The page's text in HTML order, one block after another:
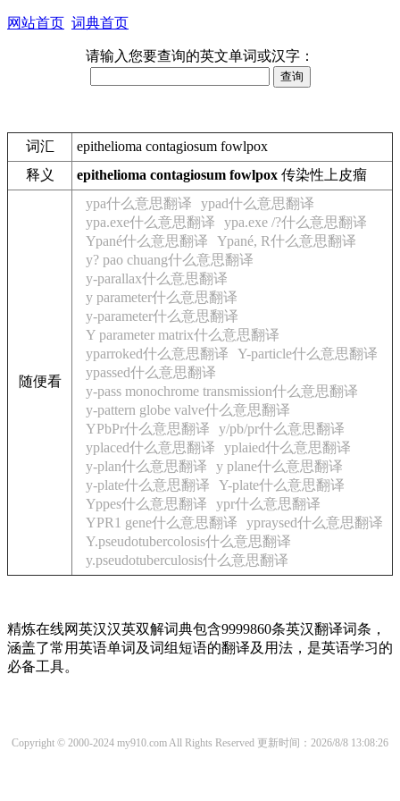
网站首页 词典首页
请输入您要查询的英文单词或汉字：
词汇
epithelioma contagiosum fowlpox
释义
epithelioma contagiosum fowlpox 传染性上皮瘤
随便看
ypa什么意思翻译
ypad什么意思翻译
ypa.exe什么意思翻译
ypa.exe /?什么意思翻译
Ypané什么意思翻译
Ypané, R什么意思翻译
y? pao chuang什么意思翻译
y-parallax什么意思翻译
y parameter什么意思翻译
y-parameter什么意思翻译
Y parameter matrix什么意思翻译
yparroked什么意思翻译
Y-particle什么意思翻译
ypassed什么意思翻译
y-pass monochrome transmission什么意思翻译
y-pattern globe valve什么意思翻译
YPbPr什么意思翻译
y/pb/pr什么意思翻译
yplaced什么意思翻译
yplaied什么意思翻译
y-plan什么意思翻译
y plane什么意思翻译
y-plate什么意思翻译
Y-plate什么意思翻译
Yppes什么意思翻译
ypr什么意思翻译
YPR1 gene什么意思翻译
ypraysed什么意思翻译
Y.pseudotubercolosis什么意思翻译
y.pseudotuberculosis什么意思翻译
精炼在线网英汉汉英双解词典包含9999860条英汉翻译词条，
涵盖了常用英语单词及词组短语的翻译及用法，是英语学习的
必备工具。
Copyright © 2000-2024 my910.com All Rights Reserved 更新时间：2026/8/8 13:08:26